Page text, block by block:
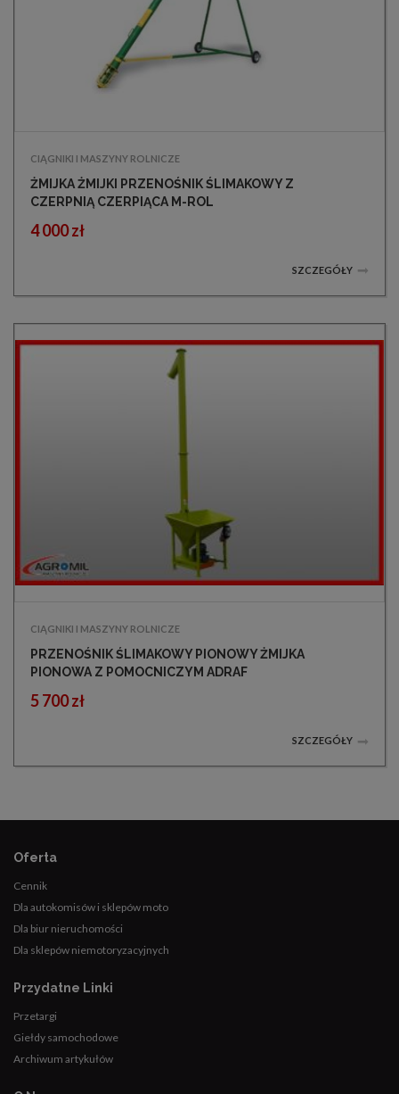
CIĄGNIKI I MASZYNY ROLNICZE
ŻMIJKA ŻMIJKI PRZENOŚNIK ŚLIMAKOWY Z
CZERPNIĄ CZERPIĄCA M-ROL
4 000 zł
SZCZEGÓŁY
CIĄGNIKI I MASZYNY ROLNICZE
PRZENOŚNIK ŚLIMAKOWY PIONOWY ŻMIJKA
PIONOWA Z POMOCNICZYM ADRAF
5 700 zł
SZCZEGÓŁY
Oferta
Cennik
Dla autokomisów i sklepów moto
Dla biur nieruchomości
Dla sklepów niemotoryzacyjnych
Przydatne Linki
Przetargi
Giełdy samochodowe
Archiwum artykułów